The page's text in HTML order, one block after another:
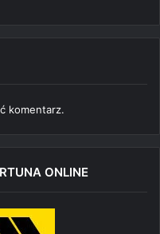
komentarz.
ONLINE